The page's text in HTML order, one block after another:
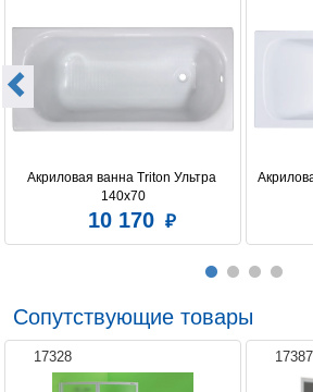
Акриловая ванна Triton Ультра
140x70
10 170
Сопутствующие товары
17328 17387